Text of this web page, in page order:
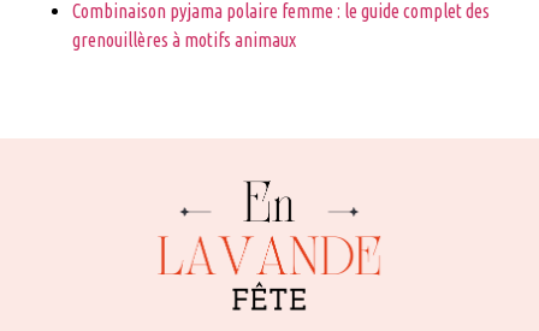
Combinaison pyjama polaire femme : le guide complet des
grenouillères à motifs animaux